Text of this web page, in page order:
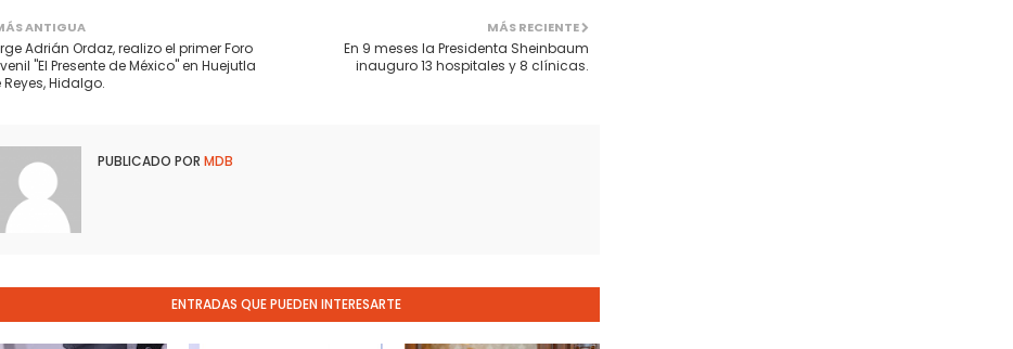
MÁS RECIENTE
En 9 meses la Presidenta Sheinbaum
inauguro 13 hospitales y 8 clínicas.
ANTIGUA
Adrián Ordaz, realizo el primer Foro
"El Presente de México" en Huejutla
Reyes, Hidalgo.
PUBLICADO POR MDB
ENTRADAS QUE PUEDEN INTERESARTE